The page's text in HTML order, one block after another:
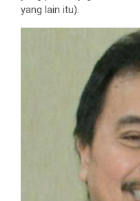
yang lain itu).